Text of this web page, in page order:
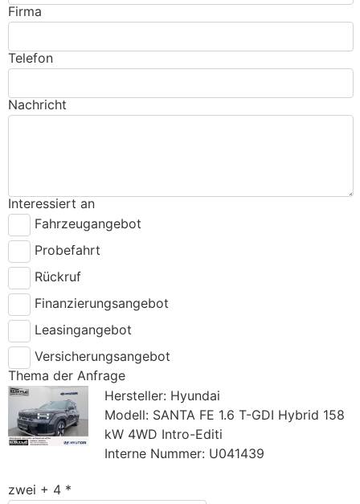
Firma
Telefon
Nachricht
Interessiert an
Fahrzeugangebot
Probefahrt
Rückruf
Finanzierungsangebot
Leasingangebot
Versicherungsangebot
Thema der Anfrage
Hersteller: Hyundai
Modell: SANTA FE 1.6 T-GDI Hybrid 158
kW 4WD Intro-Editi
Interne Nummer: U041439
zwei + 4 *